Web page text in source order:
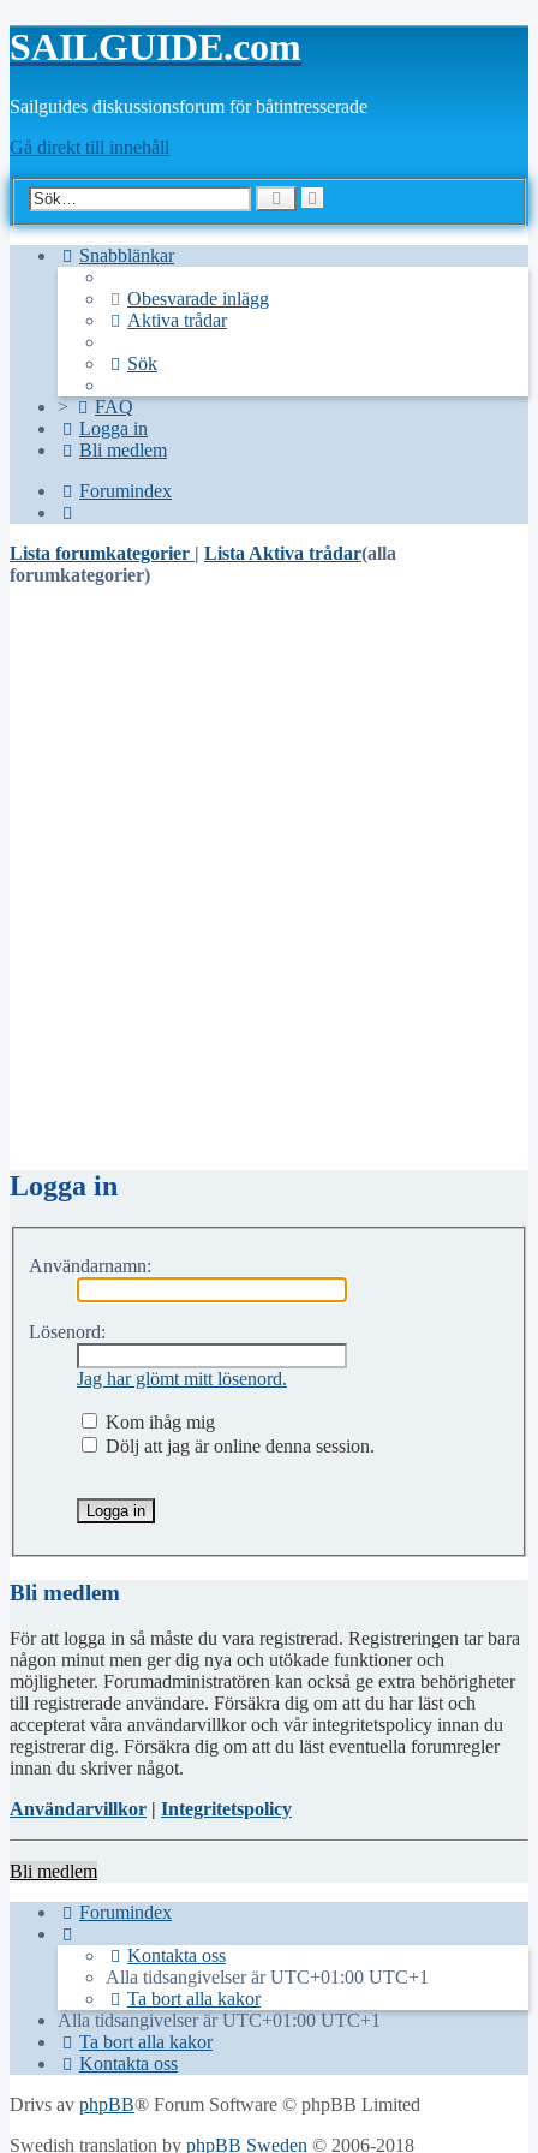
SAILGUIDE.com
Sailguides diskussionsforum för båtintresserade
Gå direkt till innehåll
Sök
Snabblänkar
Obesvarade inlägg
Aktiva trådar
Sök
>
FAQ
Logga in
Bli medlem
Forumindex
Lista forumkategorier Lista Aktiva trådar(alla
forumkategorier)
Logga in
Användarnamn:
Lösenord:
Jag har glömt mitt lösenord.
Kom ihåg mig
Dölj att jag är online denna session.
Bli medlem
För att logga in så måste du vara registrerad. Registreringen tar bara
någon minut men ger dig nya och utökade funktioner och
möjligheter. Forumadministratören kan också ge extra behörigheter
till registrerade användare. Försäkra dig om att du har läst och
accepterat våra användarvillkor och vår integritetspolicy innan du
registrerar dig. Försäkra dig om att du läst eventuella forumregler
innan du skriver något.
Användarvillkor | Integritetspolicy
Bli medlem
Forumindex
Kontakta oss
Alla tidsangivelser är UTC+01:00 UTC+1
Ta bort alla kakor
Alla tidsangivelser är UTC+01:00 UTC+1
Ta bort alla kakor
Kontakta oss
Drivs av phpBB® Forum Software © phpBB Limited
Swedish translation by phpBB Sweden © 2006-2018